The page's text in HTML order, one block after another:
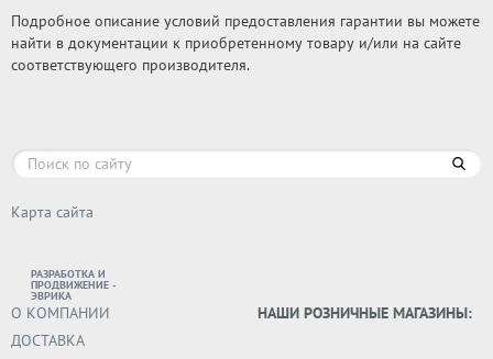
Подробное описание условий предоставления гарантии вы можете
найти в документации к приобретенному товару и/или на сайте
соответствующего производителя.
Карта сайта
РАЗРАБОТКА И
ПРОДВИЖЕНИЕ -
ЭВРИКА
О КОМПАНИИ
ДОСТАВКА
НАШИ РОЗНИЧНЫЕ МАГАЗИНЫ: